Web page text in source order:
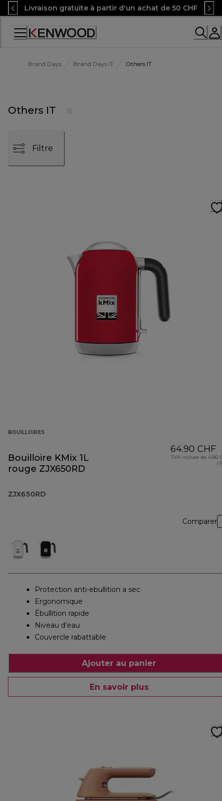
Skip
to
Content
Livraison gratuite à partir d'un achat de 50 CHF
Accessibility
Brand Days Brand Days IT Others IT
Others IT
Filtre
BOUILLOIRES
Bouilloire KMix 1L
rouge ZJX650RD
ZJX650RD
64.90 CHF
TVA incluse de 4.86
(
Comparer
Protection anti-ebullition a sec
Ergonomique
Ébullition rapide
Niveau d’eau
Couvercle rabattable
Ajouter au panier
En savoir plus